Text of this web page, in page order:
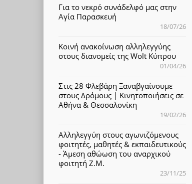
Για το νεκρό συνάδελφό μας στην
Αγία Παρασκευή
18/07/26
Κοινή ανακοίνωση αλληλεγγύης
στους διανομείς της Wolt Κύπρου
01/04/26
Στις 28 Φλεβάρη Ξαναβγαίνουμε
στους Δρόμους | Κινητοποιήσεις σε
Αθήνα & Θεσσαλονίκη
19/02/26
Αλληλεγγύη στους αγωνιζόμενους
φοιτητές, μαθητές & εκπαιδευτικούς
- Άμεση αθώωση του αναρχικού
φοιτητή Ζ.Μ.
23/11/25